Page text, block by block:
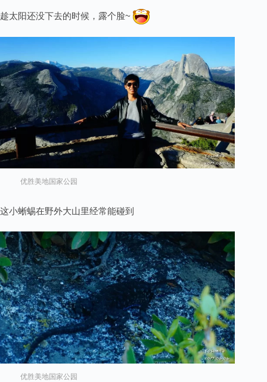
趁太阳还没下去的时候，露个脸~
优胜美地国家公园
这小蜥蜴在野外大山里经常能碰到
优胜美地国家公园